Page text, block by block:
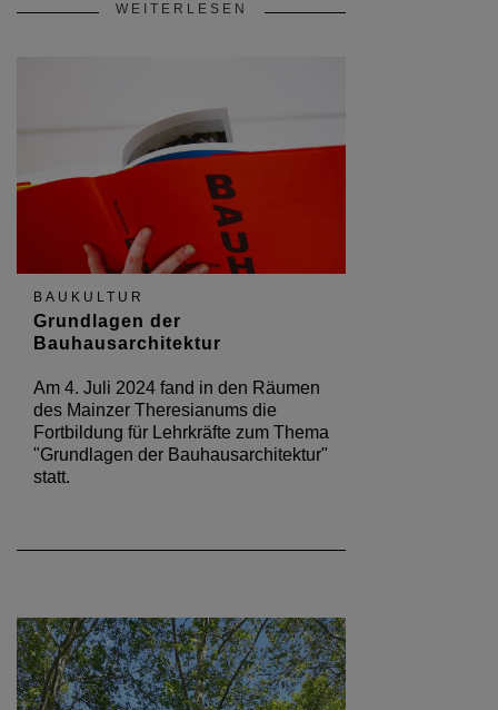
WEITERLESEN
BAUKULTUR
Grundlagen der
Bauhausarchitektur
Am 4. Juli 2024 fand in den Räumen
des Mainzer Theresianums die
Fortbildung für Lehrkräfte zum Thema
"Grundlagen der Bauhausarchitektur"
statt.